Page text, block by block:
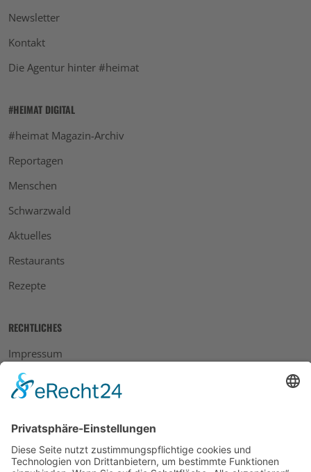
Newsletter
Kontakt
Die Agentur hinter #heimat
#HEIMAT DIGITAL
#heimat Magazin-Archiv
Reportagen
Menschen
Schwarzwald
Aktuelles
Restaurants
Rezepte
RECHTLICHES
Impressum
Datenschutz
AGB
Widerrufsbelehrung
Bankdaten